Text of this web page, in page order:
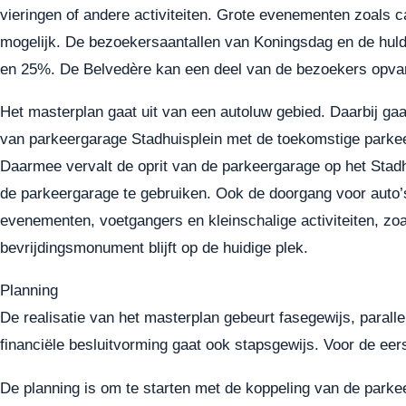
vieringen of andere activiteiten. Grote evenementen zoals
mogelijk. De bezoekersaantallen van Koningsdag en de
en 25%. De Belvedère kan een deel van de bezoekers
Het masterplan gaat uit van een autoluw gebied. Daarbij
van parkeergarage Stadhuisplein met de toekomstige
Daarmee vervalt de oprit van de parkeergarage op het
de parkeergarage te gebruiken. Ook de doorgang voor
evenementen, voetgangers en kleinschalige activiteiten,
bevrijdingsmonument blijft op de huidige plek.
Planning
De realisatie van het masterplan gebeurt fasegewijs,
financiële besluitvorming gaat ook stapsgewijs. Voor de
De planning is om te starten met de koppeling van de